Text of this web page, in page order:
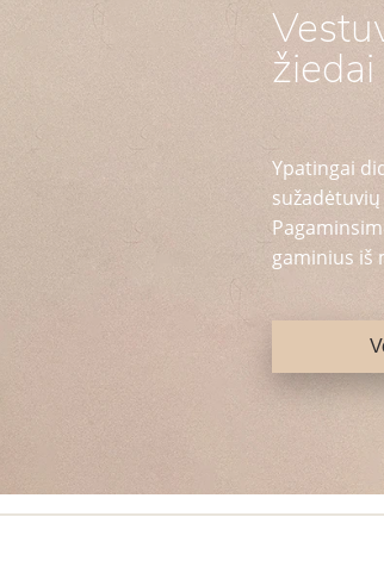
žiedai
Ypatingai
gaminius iš